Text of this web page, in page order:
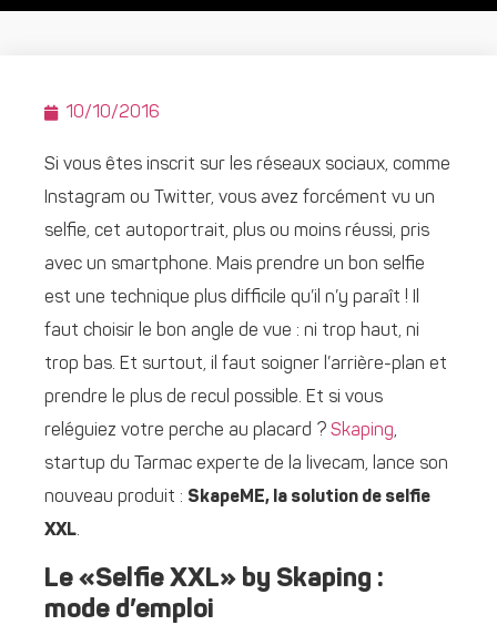
10/10/2016
Si vous êtes inscrit sur les réseaux sociaux, comme
Instagram ou Twitter, vous avez forcément vu un
selfie, cet autoportrait, plus ou moins réussi, pris
avec un smartphone. Mais prendre un bon selfie
est une technique plus difficile qu’il n’y paraît ! Il
faut choisir le bon angle de vue : ni trop haut, ni
trop bas. Et surtout, il faut soigner l’arrière-plan et
prendre le plus de recul possible. Et si vous
reléguiez votre perche au placard ? Skaping,
startup du Tarmac experte de la livecam, lance son
nouveau produit : SkapeME, la solution de selfie
XXL.
Le «Selfie XXL» by Skaping :
mode d’emploi